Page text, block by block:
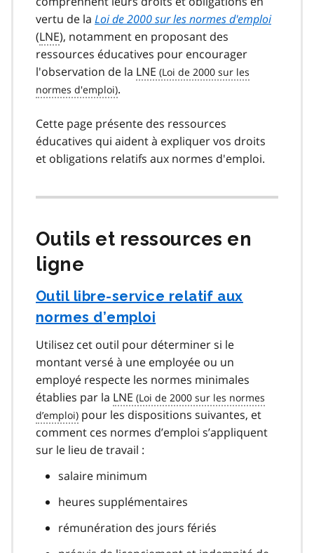
vertu de la Loi de 2000 sur les normes d'emploi
(LNE), notamment en proposant des
ressources éducatives pour encourager
l'observation de la LNE
.
Cette page présente des ressources
éducatives qui aident à expliquer vos droits
et obligations relatifs aux normes d'emploi.
Outils et ressources en
ligne
Outil libre-service relatif aux
normes d’emploi
Utilisez cet outil pour déterminer si le
montant versé à une employée ou un
employé respecte les normes minimales
établies par la LNE
pour les dispositions suivantes, et
comment ces normes d’emploi s’appliquent
sur le lieu de travail :
salaire minimum
heures supplémentaires
rémunération des jours fériés